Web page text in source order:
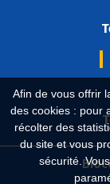
Afin de vous offrir
des cookies : pour
récolter des
du site et vous
sécurité.